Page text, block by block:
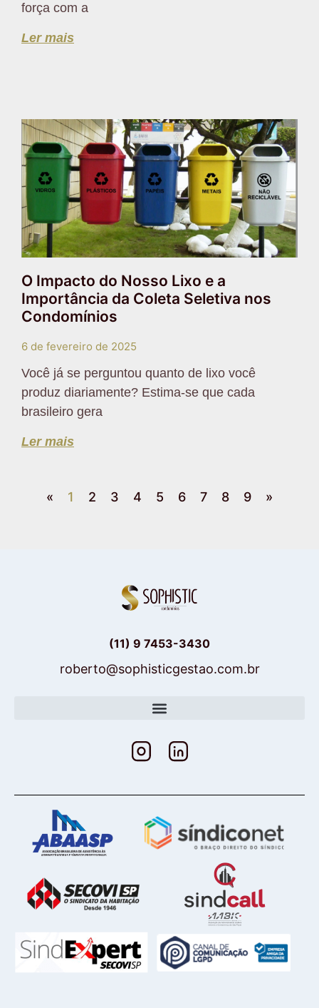
força com a
Ler mais
O Impacto do Nosso Lixo e a
Importância da Coleta Seletiva nos
Condomínios
6 de fevereiro de 2025
Você já se perguntou quanto de lixo você
produz diariamente? Estima-se que cada
brasileiro gera
Ler mais
« 1 2 3 4 5 6 7 8 9 »
(11) 9 7453-3430
roberto@sophisticgestao.com.br